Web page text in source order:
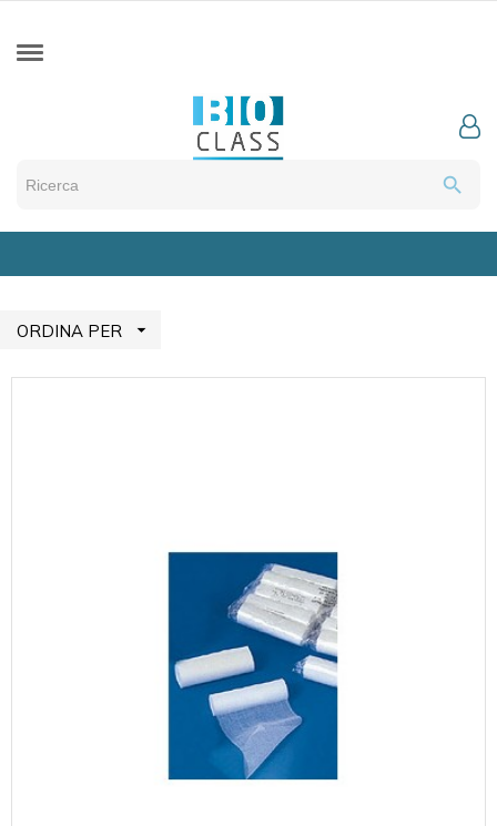
search
ORDINA PER 